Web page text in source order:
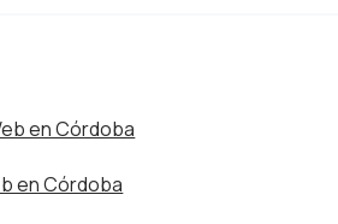
en Córdoba
en Córdoba